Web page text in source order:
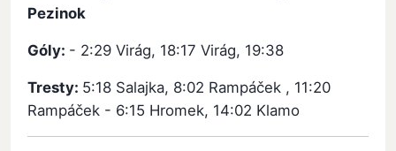
Pezinok
Góly: - 2:29 Virág, 18:17 Virág, 19:38
Tresty: 5:18 Salajka, 8:02 Rampáček , 11:20
Rampáček - 6:15 Hromek, 14:02 Klamo